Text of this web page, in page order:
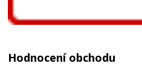
Hodnocení obchodu